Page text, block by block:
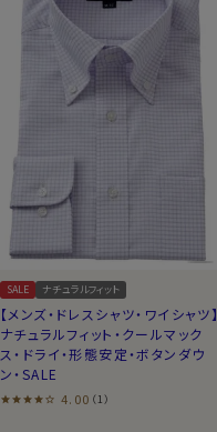
SALE ナチュラルフィット
【メンズ・ドレスシャツ・ワイシャツ】
ナチュラルフィット・クールマック
ス・ドライ・形態安定・ボタンダウ
ン・SALE
4.00 （1）